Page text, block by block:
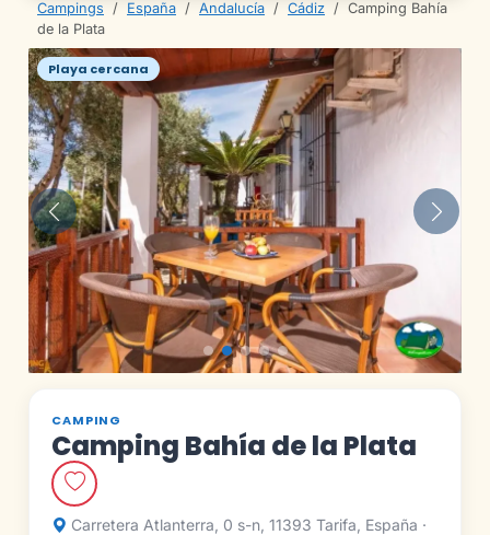
Campings / España / Andalucía / Cádiz / Camping Bahía
de la Plata
Playa cercana
Anterior
CAMPING
Camping Bahía de la Plata
Carretera Atlanterra, 0 s-n, 11393 Tarifa, España ·